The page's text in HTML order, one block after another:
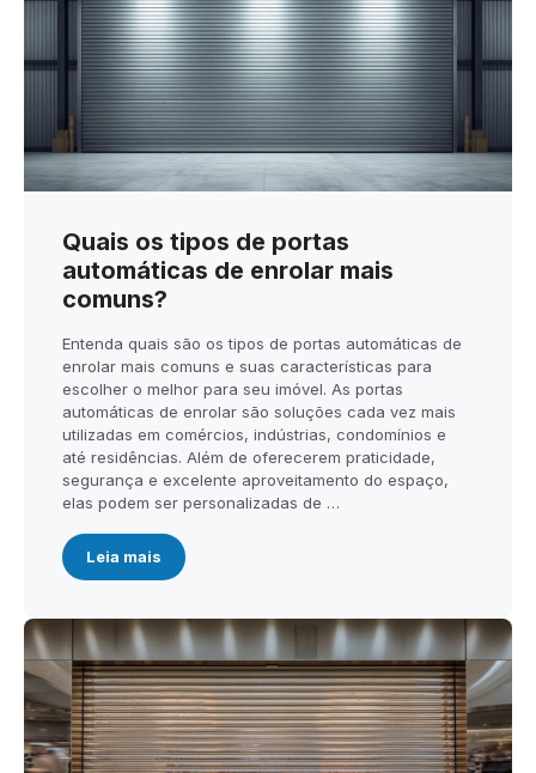
Quais os tipos de portas
automáticas de enrolar mais
comuns?
Entenda quais são os tipos de portas automáticas de
enrolar mais comuns e suas características para
escolher o melhor para seu imóvel. As portas
automáticas de enrolar são soluções cada vez mais
utilizadas em comércios, indústrias, condomínios e
até residências. Além de oferecerem praticidade,
segurança e excelente aproveitamento do espaço,
elas podem ser personalizadas de …
Leia mais